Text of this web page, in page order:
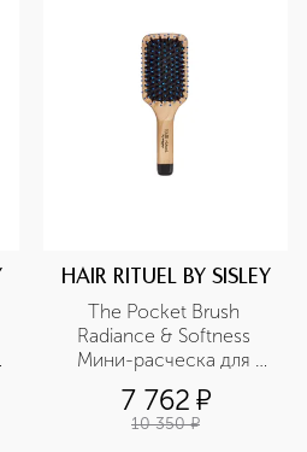
HAIR RITUEL BY SISLEY
The Pocket Brush
Radiance & Softness
Мини-расческа для
волос
7 762 ¤
10 350 ¤